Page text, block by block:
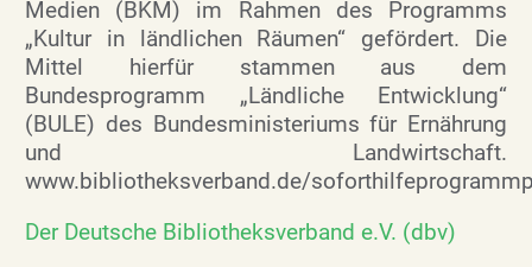
Medien (BKM) im Rahmen des Programms
„Kultur in ländlichen Räumen“ gefördert. Die
Mittel hierfür stammen aus dem
Bundesprogramm „Ländliche Entwicklung“
(BULE) des Bundesministeriums für Ernährung
und Landwirtschaft.
www.bibliotheksverband.de/
Der Deutsche Bibliotheksverband e.V. (dbv)